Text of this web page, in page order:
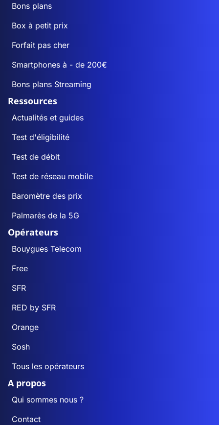
Bons plans
Box à petit prix
Forfait pas cher
Smartphones à - de 200€
Bons plans Streaming
Ressources
Actualités et guides
Test d'éligibilité
Test de débit
Test de réseau mobile
Baromètre des prix
Palmarès de la 5G
Opérateurs
Bouygues Telecom
Free
SFR
RED by SFR
Orange
Sosh
Tous les opérateurs
A propos
Qui sommes nous ?
Contact